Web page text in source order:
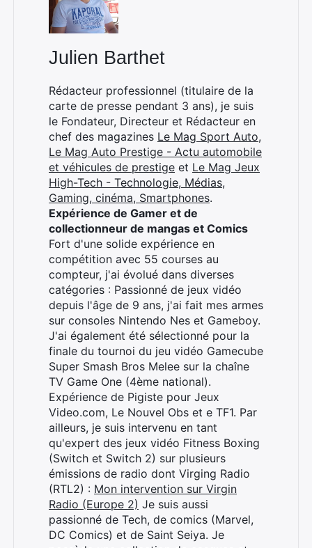
Julien Barthet
Rédacteur professionnel (titulaire de la
carte de presse pendant 3 ans), je suis
le Fondateur, Directeur et Rédacteur en
chef des magazines Le Mag Sport Auto,
Le Mag Auto Prestige - Actu automobile
et véhicules de prestige et Le Mag Jeux
High-Tech - Technologie, Médias,
Gaming, cinéma, Smartphones.
Expérience de Gamer et de
collectionneur de mangas et Comics
Fort d'une solide expérience en
compétition avec 55 courses au
compteur, j'ai évolué dans diverses
catégories : Passionné de jeux vidéo
depuis l'âge de 9 ans, j'ai fait mes armes
sur consoles Nintendo Nes et Gameboy.
J'ai également été sélectionné pour la
finale du tournoi du jeu vidéo Gamecube
Super Smash Bros Melee sur la chaîne
TV Game One (4ème national).
Expérience de Pigiste pour Jeux
Video.com, Le Nouvel Obs et e TF1. Par
ailleurs, je suis intervenu en tant
qu'expert des jeux vidéo Fitness Boxing
(Switch et Switch 2) sur plusieurs
émissions de radio dont Virging Radio
(RTL2) : Mon intervention sur Virgin
Radio (Europe 2) Je suis aussi
passionné de Tech, de comics (Marvel,
DC Comics) et de Saint Seiya. Je
Rechercher
: